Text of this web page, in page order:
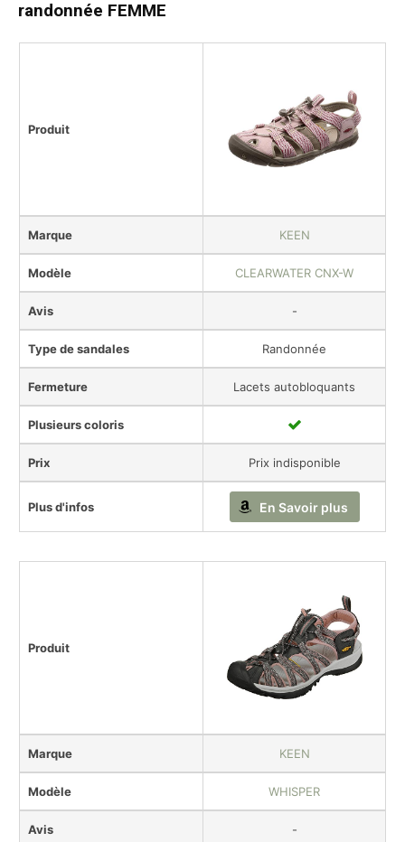
randonnée FEMME
Produit
Marque KEEN
Modèle CLEARWATER CNX-W
Avis -
Type de sandales Randonnée
Fermeture Lacets autobloquants
Plusieurs coloris
Prix Prix indisponible
Plus d'infos En Savoir plus
Produit
Marque KEEN
Modèle WHISPER
Avis -